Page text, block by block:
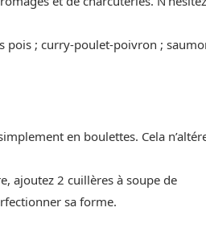
pois ; curry-poulet-poivron ;
en boulettes. Cela
ajoutez 2 cuillères à soupe de
sa forme.